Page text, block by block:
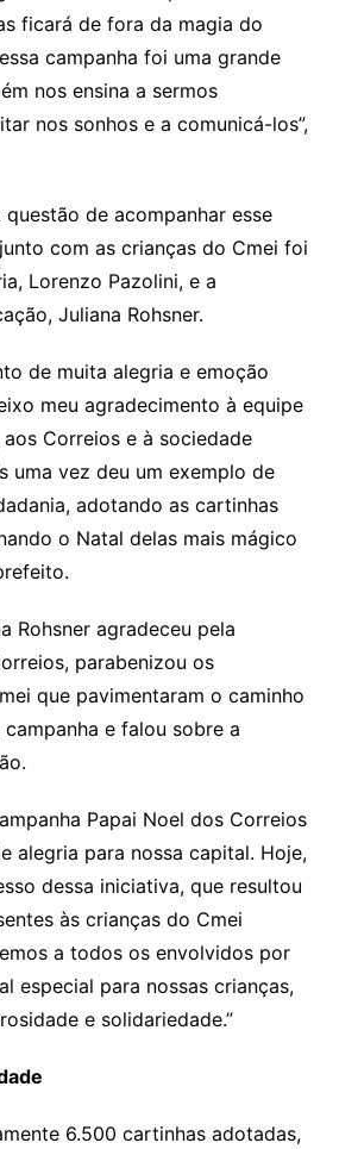
ficará de fora da magia do
campanha foi uma grande
nos ensina a sermos
nos sonhos e a comunicá-los”,
de acompanhar esse
com as crianças do Cmei foi
Lorenzo Pazolini, e a
Juliana Rohsner.
de muita alegria e emoção
meu agradecimento à equipe
Correios e à sociedade
uma vez deu um exemplo de
adotando as cartinhas
o Natal delas mais mágico
Rohsner agradeceu pela
parabenizou os
que pavimentaram o caminho
e falou sobre a
Papai Noel dos Correios
alegria para nossa capital. Hoje,
dessa iniciativa, que resultou
às crianças do Cmei
a todos os envolvidos por
especial para nossas crianças,
e solidariedade.”
6.500 cartinhas adotadas,